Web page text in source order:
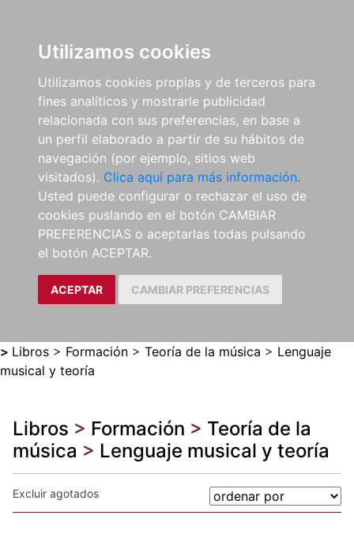
Utilizamos cookies
Utilizamos cookies propias y de terceros para
fines analíticos y mostrarle publicidad
relacionada con sus preferencias, en base a
un perfil elaborado a partir de su hábitos de
navegación (por ejemplo, sitios web
visitados). Clica aquí para más información.
Usted puede configurar o rechazar el uso de
cookies puslando en el botón CAMBIAR
PREFERENCIAS o aceptarlas todas pulsando
el botón ACEPTAR.
ACEPTAR CAMBIAR PREFERENCIAS
> Libros > Formación > Teoría de la música > Lenguaje
musical y teoría
Libros > Formación > Teoría de la
música > Lenguaje musical y teoría
Excluir agotados